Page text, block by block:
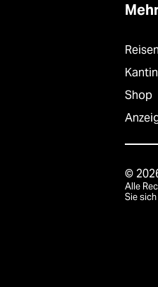
Reisen
Shop
©
Alle
Sie